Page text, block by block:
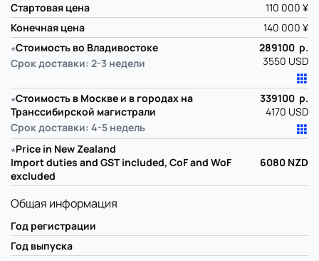
Стартовая цена
110 000 ¥
Конечная цена
140 000 ¥
∗Стоимость во Владивостоке
Срок доставки: 2-3 недели
289100 р.
3550 USD
∗Стоимость в Москве и в городах на
Транссибирской магистрали
Срок доставки: 4-5 недель
339100 р.
4170 USD
∗Price in New Zealand
Import duties and GST included, CoF and WoF
excluded
6080 NZD
Общая информация
Год регистрации
Год выпуска